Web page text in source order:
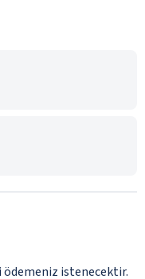
ödemeniz istenecektir.